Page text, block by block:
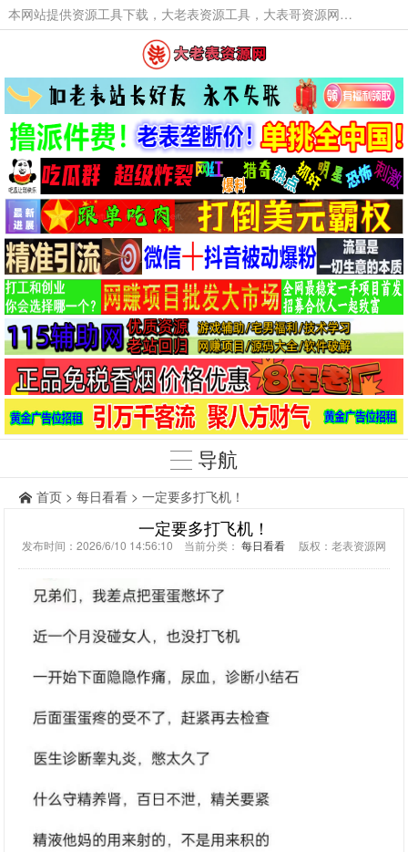
本网站提供资源工具下载，大老表资源工具，大表哥资源网软件工具，大老表资源下载，活动线报福利资源分享,活动线报，大型网游经典游戏，网络热门技术游戏辅助交流与分享。
导航
首页 > 每日看看 > 一定要多打飞机！
一定要多打飞机！
发布时间：2026/6/10 14:56:10 当前分类： 每日看看 版权：老表资源网